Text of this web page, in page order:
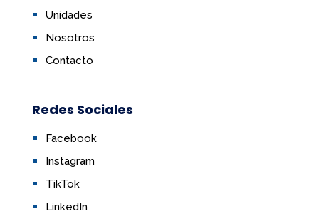
Unidades
Nosotros
Contacto
Redes Sociales
Facebook
Instagram
TikTok
LinkedIn